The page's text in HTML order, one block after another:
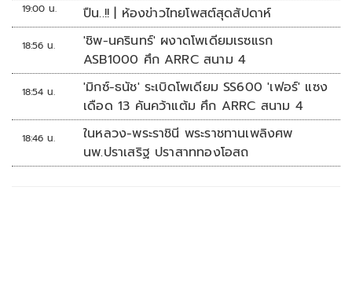
19:00 น. ปืน..!! | ห้องข่าวไทยโพสต์สุดสัปดาห์
18:56 น.
'ชิพ-นครินทร์' ผงาดโพเดียมเรซแรก
ASB1000 ศึก ARRC สนาม 4
18:54 น.
'มิกซ์-ธนัช' ระเบิดโพเดียม SS600 'เฟอร์' แซง
เดือด 13 คันคว้าแต้ม ศึก ARRC สนาม 4
18:46 น.
ในหลวง-พระราชินี พระราชทานเพลิงศพ
นพ.ปราเสริฐ ปราสาททองโอสถ